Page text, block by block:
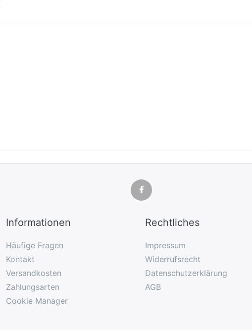
Informationen
Häufige Fragen
Kontakt
Versandkosten
Zahlungsarten
Cookie Manager
Rechtliches
Impressum
Widerrufsrecht
Datenschutzerklärung
AGB